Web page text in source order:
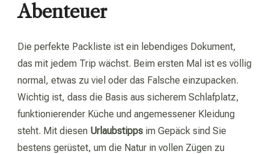
Abenteuer
Die perfekte Packliste ist ein lebendiges Dokument,
das mit jedem Trip wächst. Beim ersten Mal ist es völlig
normal, etwas zu viel oder das Falsche einzupacken.
Wichtig ist, dass die Basis aus sicherem Schlafplatz,
funktionierender Küche und angemessener Kleidung
steht. Mit diesen Urlaubstipps im Gepäck sind Sie
bestens gerüstet, um die Natur in vollen Zügen zu